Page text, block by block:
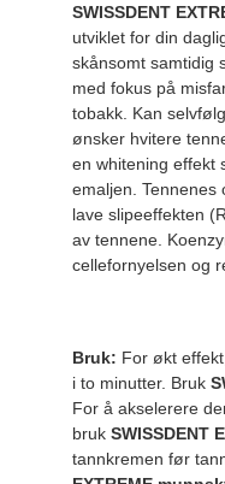
SWISSDENT
utviklet for din
skånsomt samtidig
med fokus på
tobakk. Kan
ønsker hvitere
en whitening effekt
emaljen. Tennenes
lave slipeeffekten
av tennene.
cellefornyelsen og
Bruk: For økt
i to minutter. Bruk
For å akselerere
brukSWISSDENT
tannkremen før